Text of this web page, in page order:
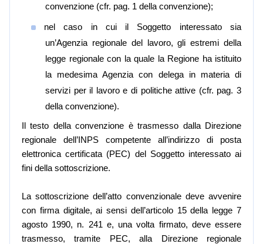
convenzione (cfr. pag. 1 della convenzione);
nel caso in cui il Soggetto interessato sia
un’Agenzia regionale del lavoro, gli estremi della
legge regionale con la quale la Regione ha istituito
la medesima Agenzia con delega in materia di
servizi per il lavoro e di politiche attive (cfr. pag. 3
della convenzione).
Il testo della convenzione è trasmesso dalla Direzione
regionale dell’INPS competente all’indirizzo di posta
elettronica certificata (PEC) del Soggetto interessato ai
fini della sottoscrizione.
La sottoscrizione dell’atto convenzionale deve avvenire
con firma digitale, ai sensi dell’articolo 15 della legge 7
agosto 1990, n. 241 e, una volta firmato, deve essere
trasmesso, tramite PEC, alla Direzione regionale